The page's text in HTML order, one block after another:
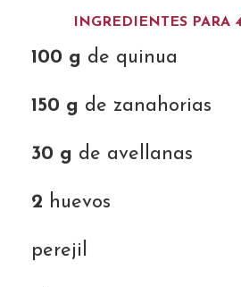
INGREDIENTES PARA
100 g de quinua
150 g de zanahorias
30 g de avellanas
2 huevos
perejil